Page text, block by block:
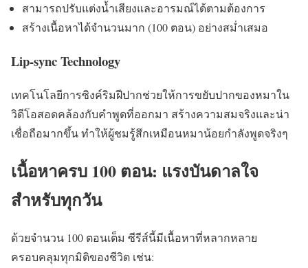
สามารถปรับแต่งน้ำเสียงและอารมณ์ได้ตามต้องการ
สร้างเนื้อหาได้จำนวนมาก (100 ตอน) อย่างสม่ำเสมอ
Lip-sync Technology
เทคโนโลยีการซิงค์ริมฝีปากช่วยให้การขยับปากของหมาใน
วิดีโอสอดคล้องกับคำพูดที่ออกมา สร้างความสมจริงและน่า
เชื่อถือมากขึ้น ทำให้ผู้ชมรู้สึกเหมือนหมาน้อยกำลังพูดจริงๆ
เนื้อหาครบ 100 ตอน: แรงบันดาลใจ
สำหรับทุกวัน
ด้วยจำนวน 100 ตอนเต็ม ซีรีส์นี้มีเนื้อหาที่หลากหลาย
ครอบคลุมทุกมิติของชีวิต เช่น: